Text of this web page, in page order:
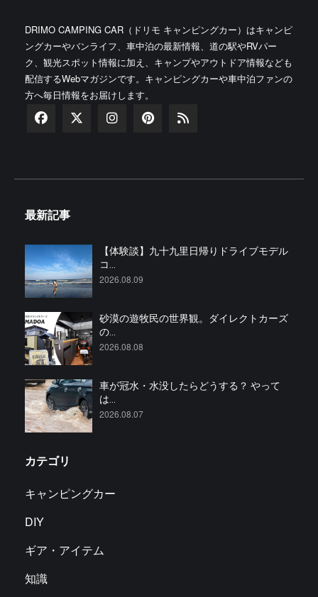
DRIMO CAMPING CAR（ドリモ キャンピングカー）はキャンピ
ングカーやバンライフ、車中泊の最新情報、道の駅やRVパー
ク、観光スポット情報に加え、キャンプやアウトドア情報なども
配信するWebマガジンです。キャンピングカーや車中泊ファンの
方へ毎日情報をお届けします。
最新記事
【体験談】九十九里日帰りドライブモデル
コ...
2026.08.09
砂漠の遊牧民の世界観。ダイレクトカーズ
の...
2026.08.08
車が冠水・水没したらどうする？ やって
は...
2026.08.07
カテゴリ
キャンピングカー
DIY
ギア・アイテム
知識